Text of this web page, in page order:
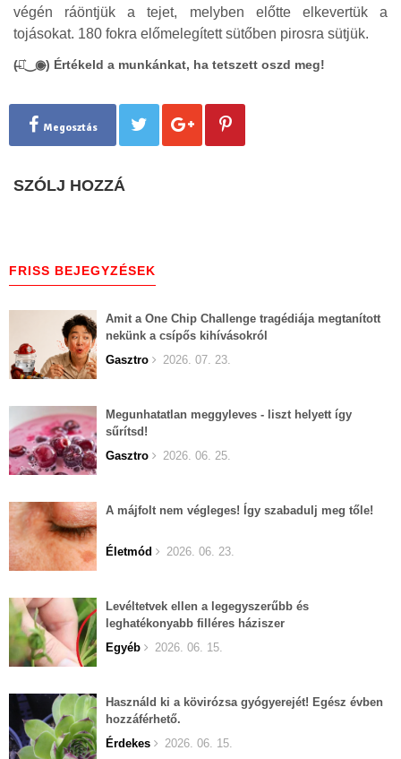
végén ráöntjük a tejet, melyben előtte elkevertük a
tojásokat. 180 fokra előmelegített sütőben pirosra sütjük.
(̶◉͛‿◉̶) Értékeld a munkánkat, ha tetszett oszd meg!
Megosztás
SZÓLJ HOZZÁ
FRISS BEJEGYZÉSEK
Amit a One Chip Challenge tragédiája megtanított
nekünk a csípős kihívásokról
Gasztro
2026. 07. 23.
Megunhatatlan meggyleves - liszt helyett így
sűrítsd!
Gasztro
2026. 06. 25.
A májfolt nem végleges! Így szabadulj meg tőle!
Életmód 2026. 06. 23.
Levéltetvek ellen a legegyszerűbb és
leghatékonyabb filléres háziszer
Egyéb
2026. 06. 15.
Használd ki a kövirózsa gyógyerejét! Egész évben
hozzáférhető.
Érdekes
2026. 06. 15.